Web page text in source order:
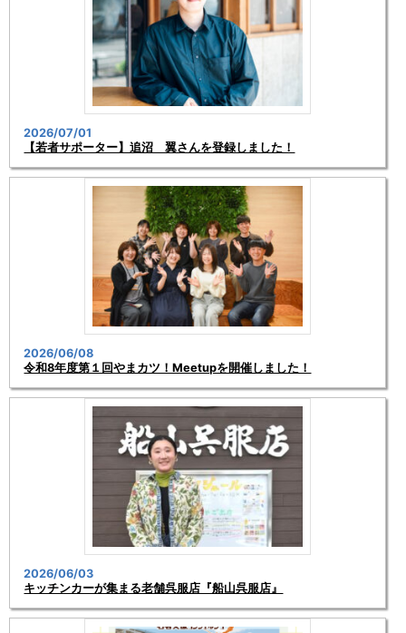
2026/07/01
【若者サポーター】追沼 翼さんを登録しました！
2026/06/08
令和8年度第１回やまカツ！Meetupを開催しました！
2026/06/03
キッチンカーが集まる老舗呉服店『船山呉服店』